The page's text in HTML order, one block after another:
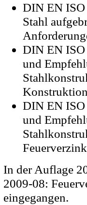
DIN EN
Stahl
DIN EN
und
DIN EN
und
In der Auflage
2009-08:
eingegangen.